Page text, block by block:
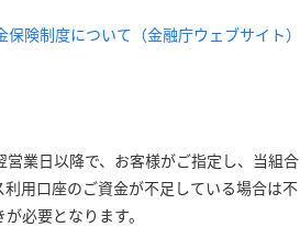
保険制度について（金融庁ウェブサイト）
業日以降で、お客様がご指定し、当組合
用口座のご資金が不足している場合は不
必要となります。